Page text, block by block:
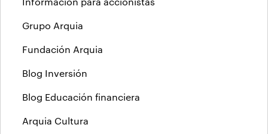
Grupo Arquia
Fundación Arquia
Blog Inversión
Blog Educación financiera
Arquia Cultura